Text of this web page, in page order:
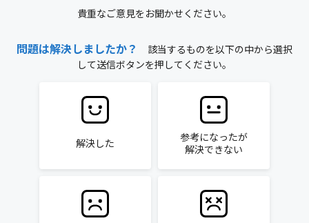
貴重なご意見をお聞かせください。
問題は解決しましたか？
該当するものを以下の中から選択
して送信ボタンを押してください。
解決した
参考になったが
解決できない